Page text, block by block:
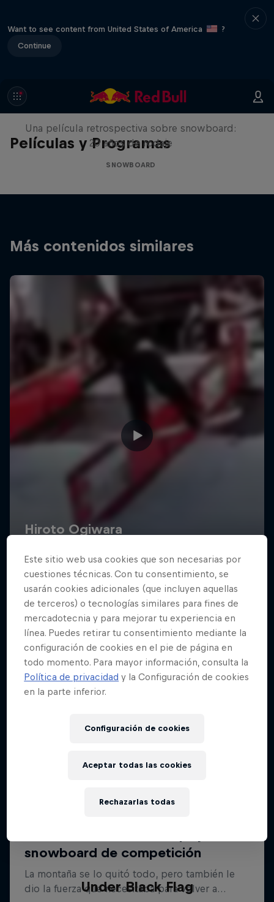
Want to see content from United States of America
?
Continue
Películas y Programas
Under Black Flag
Una película retrospectiva sobre snowboard:
20 años de rodaje
SNOWBOARD
Más contenidos similares
Under Black Flag
Este sitio web usa cookies que son necesarias por
cuestiones técnicas. Con tu consentimiento, se
usarán cookies adicionales (que incluyen aquellas
de terceros) o tecnologías similares para fines de
mercadotecnia y para mejorar tu experiencia en
línea. Puedes retirar tu consentimiento mediante la
configuración de cookies en el pie de página en
todo momento. Para mayor información, consulta la
Política de privacidad y la Configuración de cookies
en la parte inferior.
Configuración de cookies
Rechazarlas todas
Aceptar todas las cookies